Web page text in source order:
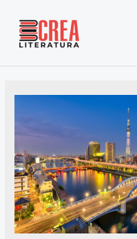
contenido